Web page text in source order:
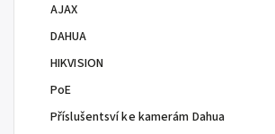
AJAX
DAHUA
HIKVISION
PoE
Příslušentsví ke kamerám Dahua